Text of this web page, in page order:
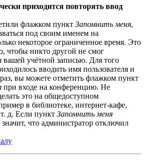
приходится повторять ввод
флажком пункт Запомнить меня,
под своим именем на
некоторое ограниченное время. Это
чтобы никто другой не смог
вашей учётной записью. Для того
вводить имя пользователя и
вы можете отметить флажком пункт
при входе на конференцию. Не
это на общедоступном
в библиотеке, интернет-кафе,
д. Если пункт Запомнить меня
значит, что администратор отключил